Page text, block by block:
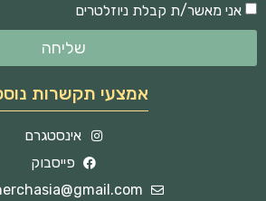
אני מאשר/ת קבלת ניוזלטרים
שליחה
אמצעי תקשרות
אינסטגרם
פייסבוק